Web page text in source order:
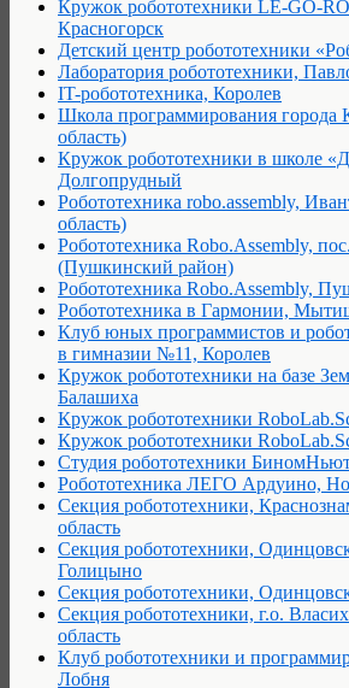
Кружок робототехники LE-GO-
Красногорск
Детский центр робототехники
Лаборатория робототехники,
IT-робототехника, Королев
Школа программирования города
область)
Кружок робототехники в школе
Долгопрудный
Робототехника robo.assembly,
область)
Робототехника Robo.Assembly,
(Пушкинский район)
Робототехника Robo.Assembly,
Робототехника в Гармонии,
Клуб юных программистов и
в гимназии №11, Королев
Кружок робототехники на базе
Балашиха
Кружок робототехники
Кружок робототехники
Студия робототехники
Робототехника ЛЕГО Ардуино,
Секция робототехники,
область
Секция робототехники,
Голицыно
Секция робототехники,
Секция робототехники, г.о.
область
Клуб робототехники и
Лобня